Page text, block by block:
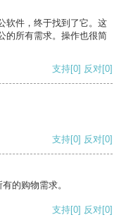
软件，终于找到了它。这
的所有需求。操作也很简
支持[0] 反对[0]
支持[0] 反对[0]
的购物需求。
支持[0] 反对[0]